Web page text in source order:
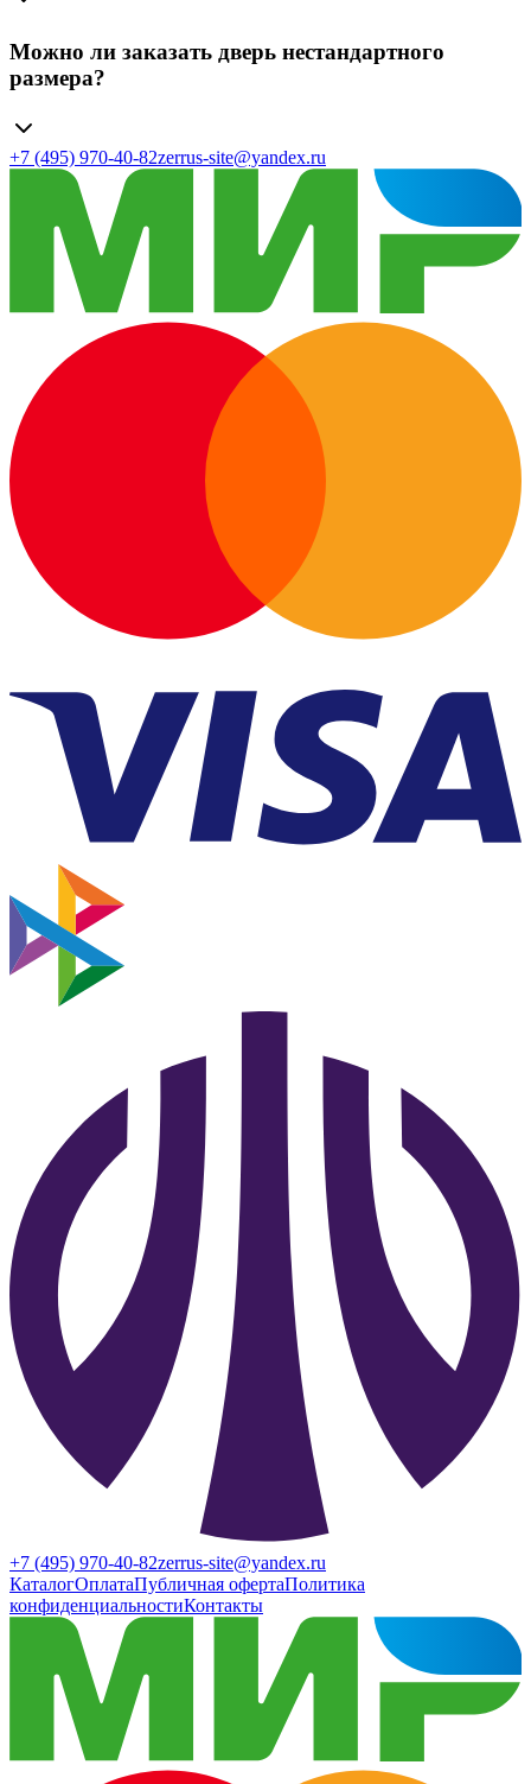
Можно ли заказать дверь нестандартного
размера?
+7 (495) 970-40-82zerrus-site@yandex.ru
+7 (495) 970-40-82zerrus-site@yandex.ru
КаталогОплатаПубличная офертаПолитика
конфиденциальностиКонтакты